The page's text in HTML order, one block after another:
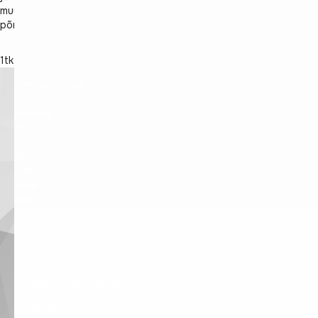
muud
põnevat.
1tk